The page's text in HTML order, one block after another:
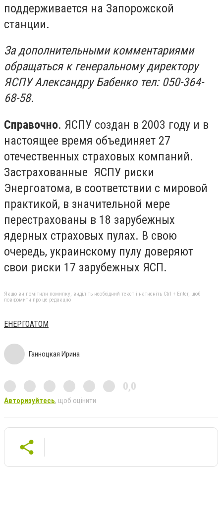
поддерживается на Запорожской
станции.
За дополнительными комментариями
обращаться к генеральному директору
ЯСПУ Александру Бабенко тел: 050-364-
68-58.
Справочно. ЯСПУ создан в 2003 году и в
настоящее время объединяет 27
отечественных страховых компаний.
Застрахованные ЯСПУ риски
Энергоатома, в соответствии с мировой
практикой, в значительной мере
перестрахованы в 18 зарубежных
ядерных страховых пулах. В свою
очередь, украинскому пулу доверяют
свои риски 17 зарубежных ЯСП.
Якщо ви помітили помилку, виділіть необхідний текст і натисніть Ctrl + Enter, щоб
повідомити про це редакцію
ЕНЕРГОАТОМ
Ганноцкая Ирина
0,0
Авторизуйтесь, щоб оцінити